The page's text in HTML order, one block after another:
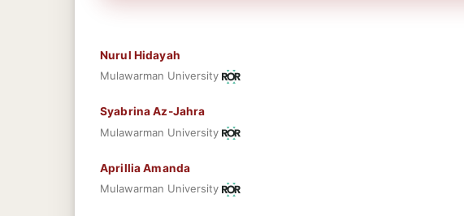
Nurul Hidayah
Mulawarman University
Syabrina Az-Jahra
Mulawarman University
Aprillia Amanda
Mulawarman University